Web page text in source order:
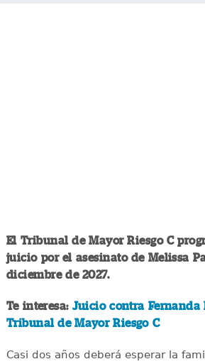
El Tribunal de Mayor Riesgo C
juicio por el asesinato de Melissa
diciembre de 2027.
Te interesa: Juicio contra Fernanda
Tribunal de Mayor Riesgo C
Casi dos años deberá esperar la